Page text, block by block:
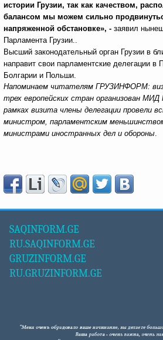
истории Грузии, так как качеством,
балансом мы можем сильно
напряженной обстановке», - заявил
Парламента Грузии..
Высший законодательный орган Грузии в
направит свои парламентские делегации
Болгарии и Польши.
Напоминаем читателям ГРУЗИНФОРМ:
трех европейских стран организован
рамках визита члены делегации провели
министром, парламентским
министрами иностранных дел и обороны.
SAQINFORM.GE
RU.SAQINFORM.GE
GRUZINFORM.GE
RU.GRUZINFORM.GE